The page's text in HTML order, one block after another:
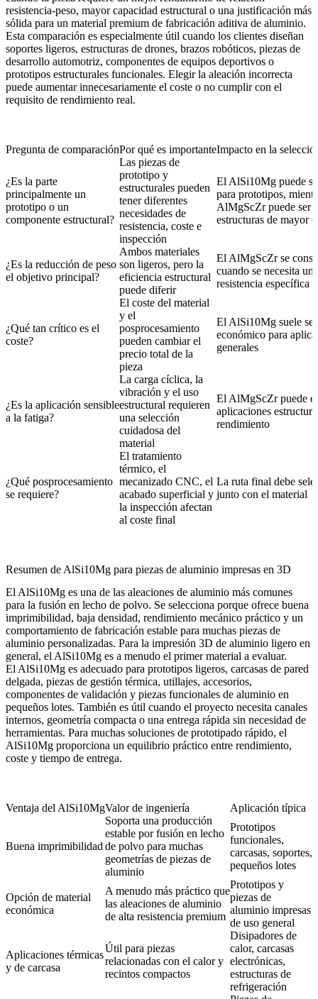
resistencia-peso, mayor capacidad estructural o una justificación más
sólida para un material premium de fabricación aditiva de aluminio.
Esta comparación es especialmente útil cuando los clientes diseñan
soportes ligeros, estructuras de drones, brazos robóticos, piezas de
desarrollo automotriz, componentes de equipos deportivos o
prototipos estructurales funcionales. Elegir la aleación incorrecta
puede aumentar innecesariamente el coste o no cumplir con el
requisito de rendimiento real.
Pregunta de comparaciónPor qué es importanteImpacto en la
¿Es la parte
principalmente un
prototipo o un
componente estructural?
Las piezas de
prototipo y
estructurales pueden
tener diferentes
necesidades de
resistencia, coste e
inspección
El AlSi10Mg puede
para prototipos,
AlMgScZr puede ser
estructuras de mayor
¿Es la reducción de peso
el objetivo principal?
Ambos materiales
son ligeros, pero la
eficiencia estructural
puede diferir
El AlMgScZr se
cuando se necesita
resistencia específica
¿Qué tan crítico es el
coste?
El coste del material
y el
posprocesamiento
pueden cambiar el
precio total de la
pieza
El AlSi10Mg suele
económico para
generales
¿Es la aplicación sensible
a la fatiga?
La carga cíclica, la
vibración y el uso
estructural requieren
una selección
cuidadosa del
material
El AlMgScZr puede
aplicaciones
rendimiento
¿Qué posprocesamiento
se requiere?
El tratamiento
térmico, el
mecanizado CNC, el
acabado superficial y
la inspección afectan
al coste final
La ruta final debe
junto con el material
Resumen de AlSi10Mg para piezas de aluminio impresas en 3D
El AlSi10Mg es una de las aleaciones de aluminio más comunes
para la fusión en lecho de polvo. Se selecciona porque ofrece buena
imprimibilidad, baja densidad, rendimiento mecánico práctico y un
comportamiento de fabricación estable para muchas piezas de
aluminio personalizadas. Para la impresión 3D de aluminio ligero en
general, el AlSi10Mg es a menudo el primer material a evaluar.
El AlSi10Mg es adecuado para prototipos ligeros, carcasas de pared
delgada, piezas de gestión térmica, utillajes, accesorios,
componentes de validación y piezas funcionales de aluminio en
pequeños lotes. También es útil cuando el proyecto necesita canales
internos, geometría compacta o una entrega rápida sin necesidad de
herramientas. Para muchas soluciones de prototipado rápido, el
AlSi10Mg proporciona un equilibrio práctico entre rendimiento,
coste y tiempo de entrega.
Ventaja del AlSi10MgValor de ingeniería Aplicación típica
Buena imprimibilidad
Soporta una producción
estable por fusión en lecho
de polvo para muchas
geometrías de piezas de
aluminio
Prototipos
funcionales,
carcasas, soportes,
pequeños lotes
Opción de material
económica
A menudo más práctico que
las aleaciones de aluminio
de alta resistencia premium
Prototipos y
piezas de
aluminio impresas
de uso general
Aplicaciones térmicas
y de carcasa
Útil para piezas
relacionadas con el calor y
recintos compactos
Disipadores de
calor, carcasas
electrónicas,
estructuras de
refrigeración